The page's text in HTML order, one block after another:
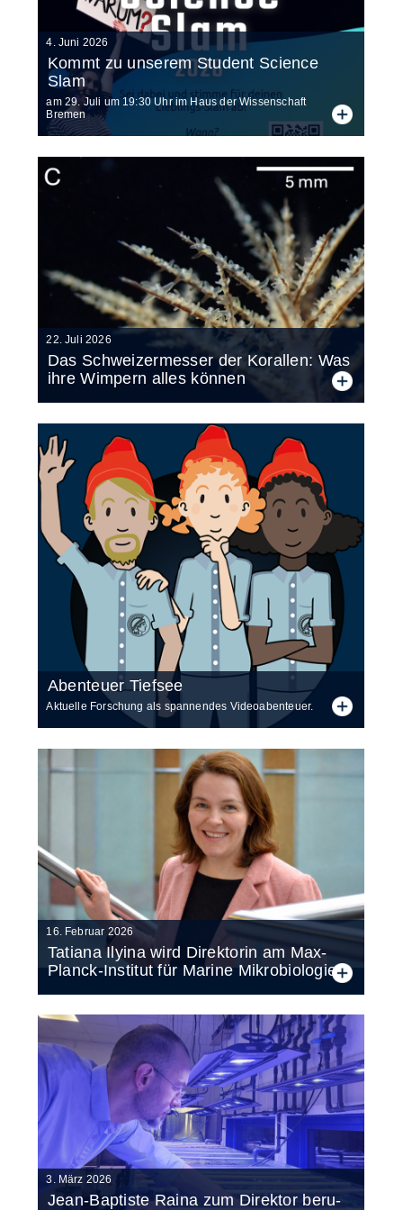
4. Juni 2026
Kommt zu un­se­rem Stu­dent Sci­ence
Slam
am 29. Juli um 19:30 Uhr im Haus der Wissenschaft
Bremen
22. Juli 2026
Das Schwei­zer­mes­ser der Ko­ral­len: Was
ihre Wim­pern al­les kön­nen
Aben­teu­er Tief­see
Aktuelle Forschung als spannendes Videoabenteuer.
16. Februar 2026
Ta­tia­na Ily­ina wird Di­rek­to­rin am Max-
Planck-In­sti­tut für Ma­ri­ne Mi­kro­bio­lo­gie
3. März 2026
Jean-Bap­tis­te Rai­na zum Di­rek­tor be­ru­